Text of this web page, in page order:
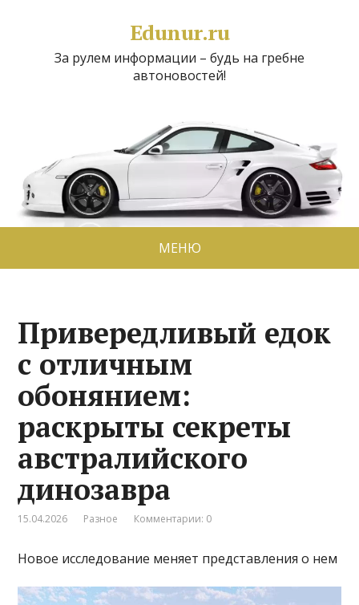
Edunur.ru
За рулем информации – будь на гребне
автоновостей!
МЕНЮ
Привередливый едок
с отличным
обонянием:
раскрыты секреты
австралийского
динозавра
15.04.2026 Разное Комментарии: 0
Новое исследование меняет представления о нем